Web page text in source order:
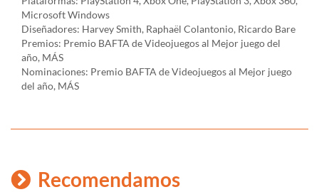
Microsoft Windows
Diseñadores: Harvey Smith, Raphaël Colantonio, Ricardo Bare
Premios: Premio BAFTA de Videojuegos al Mejor juego del
año, MÁS
Nominaciones: Premio BAFTA de Videojuegos al Mejor juego
del año, MÁS
Recomendamos